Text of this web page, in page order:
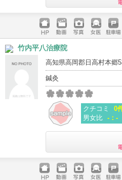
ホームペ
ージ
動画 写真 女医 駐車場
竹内平八治療院
高知県高岡郡日高村本郷
鍼灸
クチコミ
0
男女比 -：-